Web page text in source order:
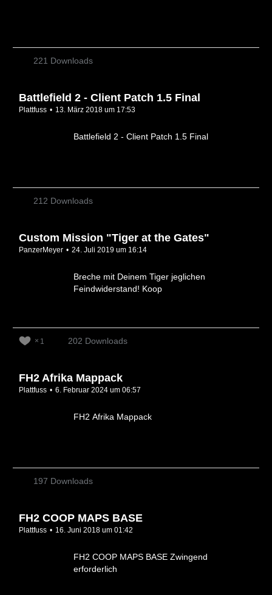
221 Downloads
Battlefield 2 - Client Patch 1.5 Final
Plattfuss 13. März 2018 um 17:53
Battlefield 2 - Client Patch 1.5 Final
212 Downloads
Custom Mission "Tiger at the Gates"
PanzerMeyer 24. Juli 2019 um 16:14
Breche mit Deinem Tiger jeglichen
Feindwiderstand! Koop
1 202 Downloads
FH2 Afrika Mappack
Plattfuss 6. Februar 2024 um 06:57
FH2 Afrika Mappack
197 Downloads
FH2 COOP MAPS BASE
Plattfuss 16. Juni 2018 um 01:42
FH2 COOP MAPS BASE Zwingend
erforderlich